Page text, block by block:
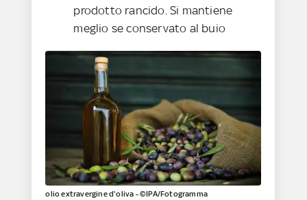
prodotto rancido. Si mantiene
meglio se conservato al buio
olio extravergine d'oliva - ©IPA/Fotogramma